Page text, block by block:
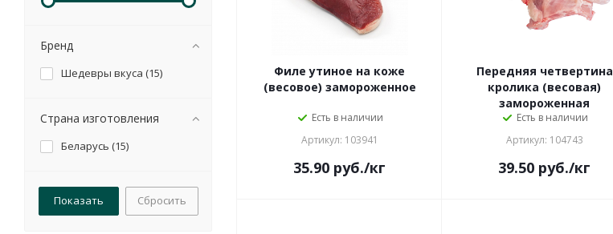
Филе утиное на коже
(весовое) замороженное
Есть в наличии
Артикул: 103941
35.90 руб./кг
Передняя четвертина
кролика (весовая)
замороженная
Есть в наличии
Артикул: 104743
39.50 руб./кг
Бренд
Шедевры вкуса (15)
Страна изготовления
Беларусь (15)
Сбросить